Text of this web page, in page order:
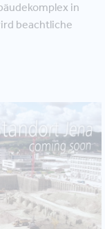
in
beachtliche